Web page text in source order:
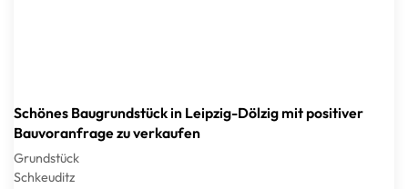
Schönes Baugrundstück in Leipzig-Dölzig mit positiver
Bauvoranfrage zu verkaufen
Grundstück
Schkeuditz